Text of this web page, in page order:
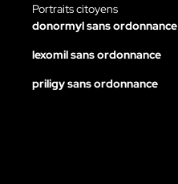
Portraits citoyens
donormyl sans ordonnance
lexomil sans ordonnance
priligy sans ordonnance